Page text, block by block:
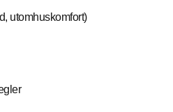
utomhuskomfort)